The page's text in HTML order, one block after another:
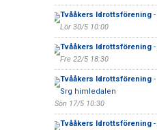
Tvååkers Idrottsförening-
Lör 30/5 10:00
Tvååkers Idrottsförening-
Fre 22/5 18:30
Tvååkers Idrottsförening-
Srg himledalen
Sön 17/5 10:30
Tvååkers Idrottsförening-